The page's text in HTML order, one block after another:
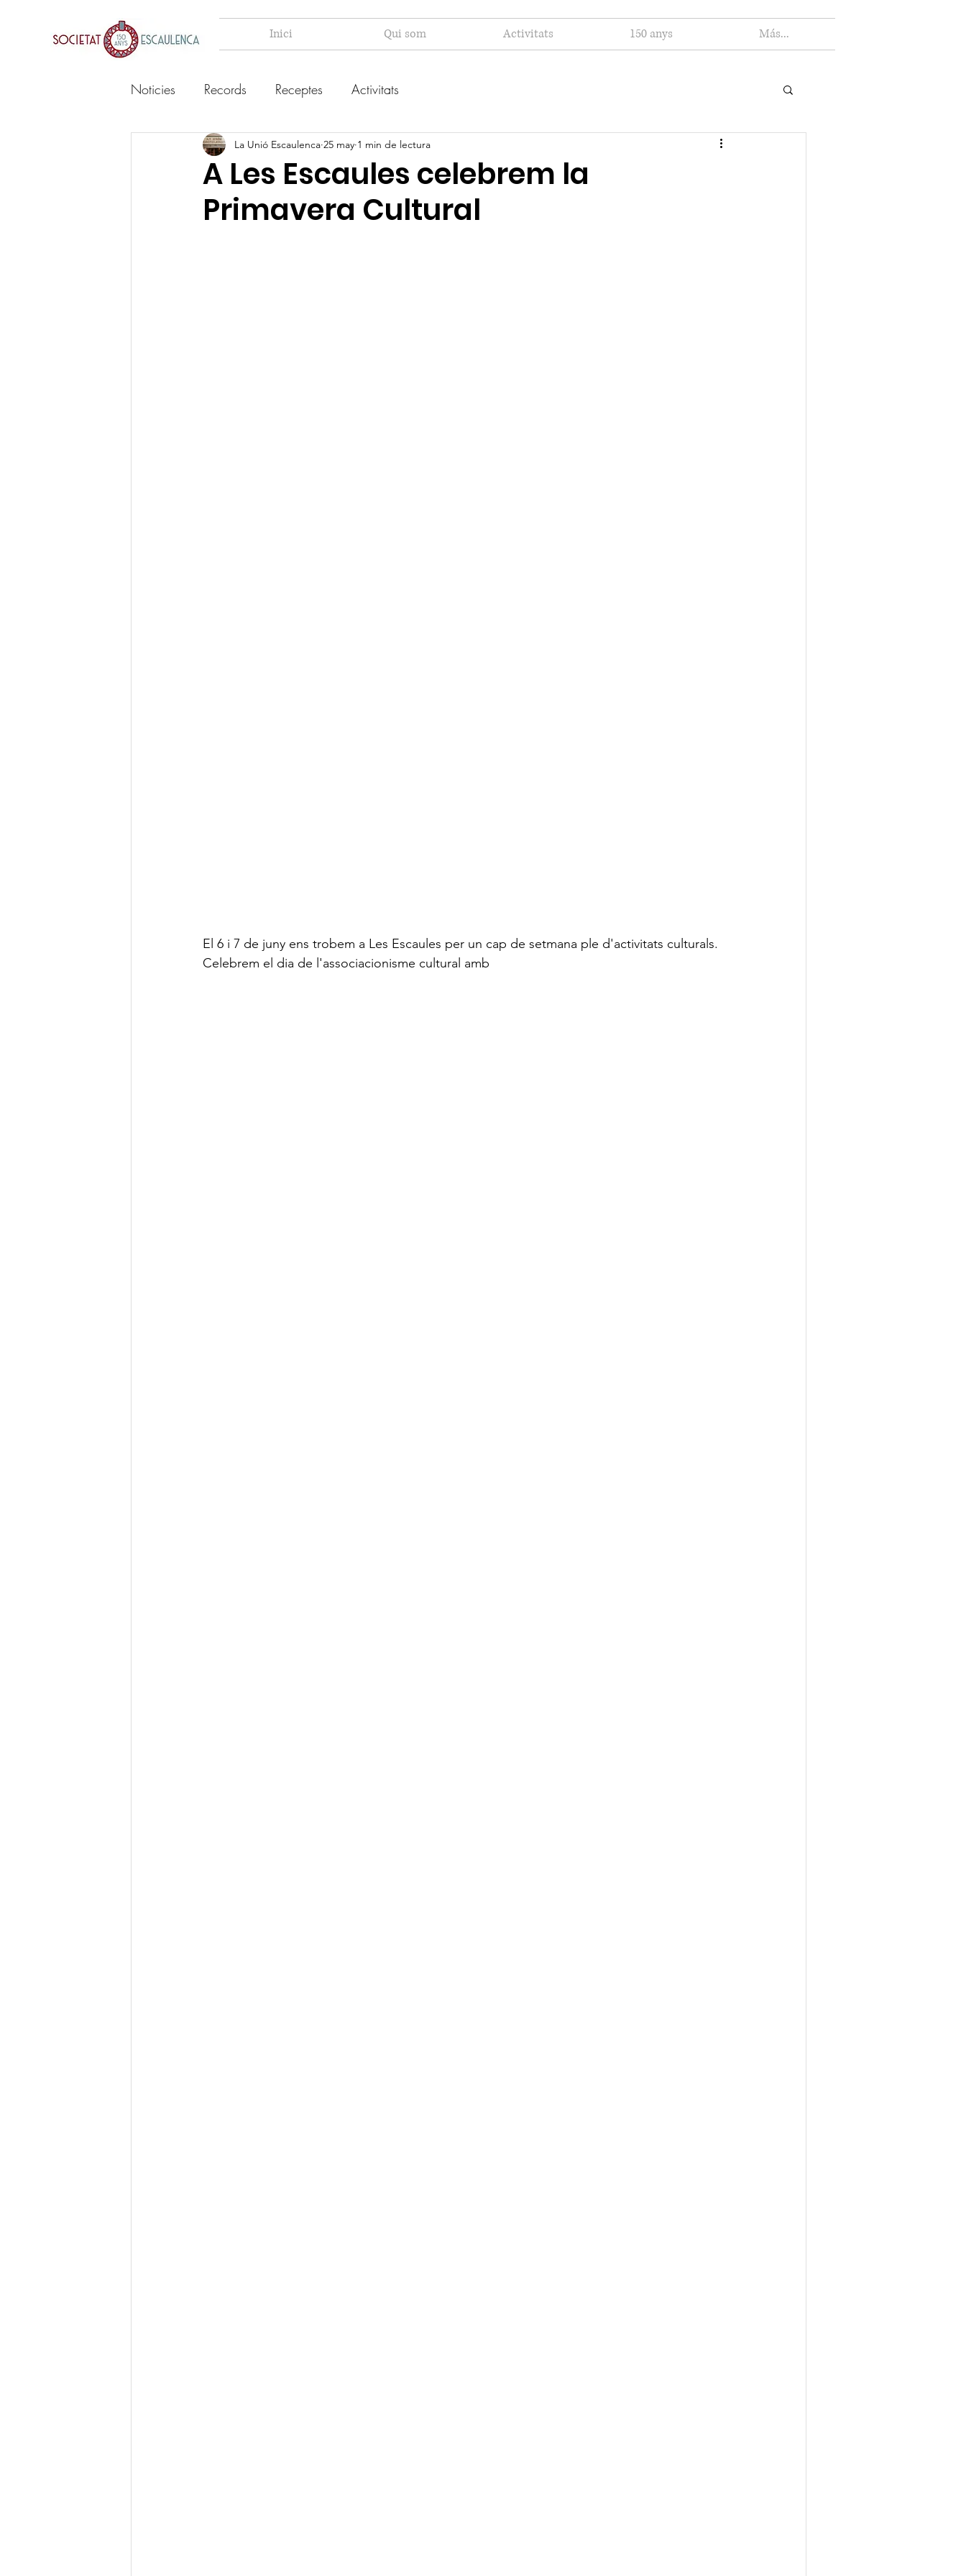
Inici Qui som Activitats 150 anys Más...
Noticies Records Receptes Activitats
A Les Escaules celebrem la
Primavera Cultural
La Unió Escaulenca 25 may 1 min de lectura
El 6 i 7 de juny ens trobem a Les Escaules per un cap de setmana ple d'activitats culturals.
Celebrem el dia de l'associacionisme cultural amb